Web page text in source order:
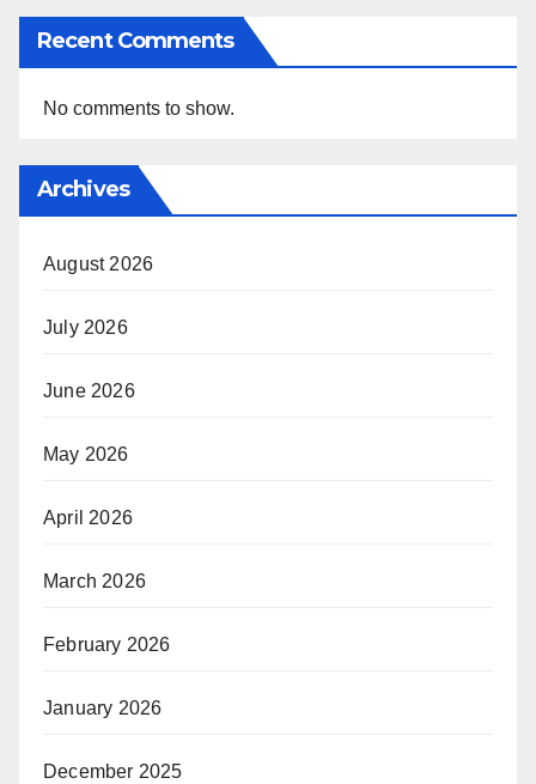
Recent Comments
No comments to show.
Archives
August 2026
July 2026
June 2026
May 2026
April 2026
March 2026
February 2026
January 2026
December 2025